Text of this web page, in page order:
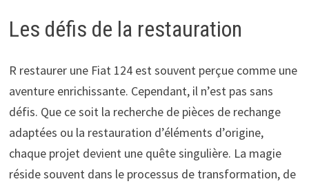
Les défis de la restauration
R restaurer une Fiat 124 est souvent perçue comme une
aventure enrichissante. Cependant, il n’est pas sans
défis. Que ce soit la recherche de pièces de rechange
adaptées ou la restauration d’éléments d’origine,
chaque projet devient une quête singulière. La magie
réside souvent dans le processus de transformation, de